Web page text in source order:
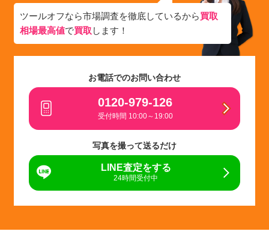
ツールオフなら市場調査を徹底しているから買取
相場最高値で買取 します！
お電話でのお問い合わせ
0120-979-126
受付時間 10:00～19:00
写真を撮って送るだけ
LINE査定をする
24時間受付中